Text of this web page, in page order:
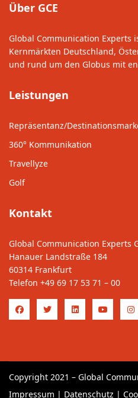
Über GCE
Global Communication Experts
Kernmärkten Deutschland,
und rund um den Globus mit
Leistungen
Repräsentanz/
360° Kommunikation
Travellyze
Golf
Kontakt
Global Communication Experts
Hanauer Landstraße 184
60314 Frankfurt
Telefon +49 69 17 53 71 – 00
Copyright 2021 – Global
Impressum | Datenschutz |